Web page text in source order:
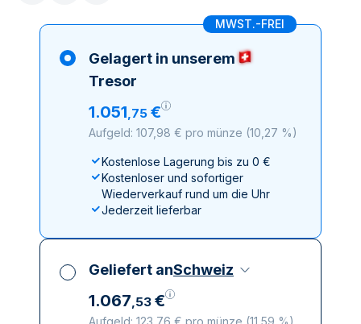
MWST.-FREI
Gelagert in unserem
Tresor
1.051,75 €
Aufgeld: 107,98 € pro münze (10,27 %)
Kostenlose Lagerung bis zu 0 €
Kostenloser und sofortiger
Wiederverkauf rund um die Uhr
Jederzeit lieferbar
Geliefert anSchweiz
1.067,53 €
Aufgeld: 123,76 € pro münze (11,59 %)